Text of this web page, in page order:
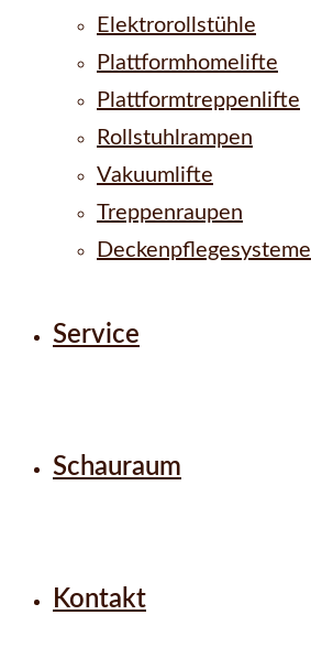
Elektrorollstühle
Plattformhomelifte
Plattformtreppenlifte
Rollstuhlrampen
Vakuumlifte
Treppenraupen
Deckenpflegesysteme
Service
Schauraum
Kontakt